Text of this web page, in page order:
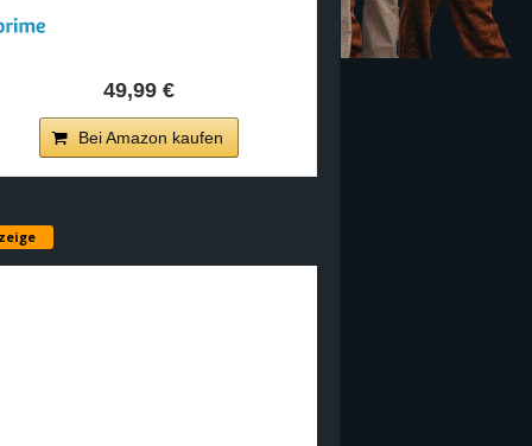
49,99 €
Bei Amazon kaufen